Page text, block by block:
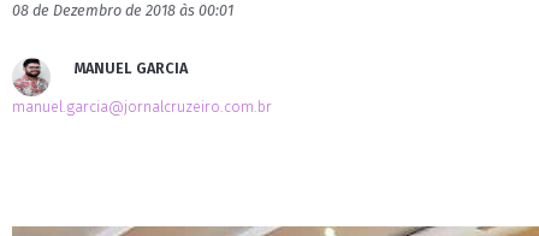
08 de Dezembro de 2018 às 00:01
MANUEL GARCIA
manuel.garcia@jornalcruzeiro.com.br